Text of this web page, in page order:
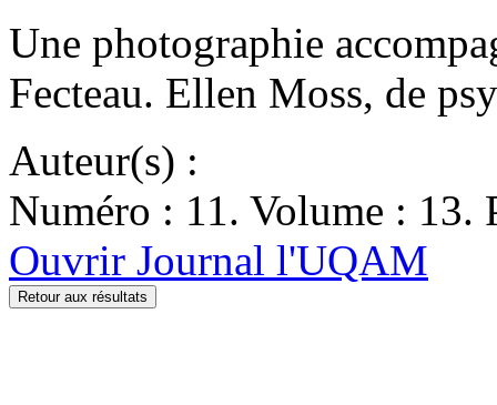
Une photographie
Fecteau. Ellen Moss, de
Auteur(s) :
Numéro : 11. Volume : 13.
Ouvrir Journal l'UQAM
Retour aux résultats